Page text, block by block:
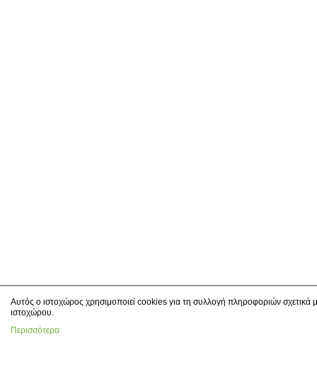
Αυτός ο ιστοχώρος χρησιμοποιεί cookies για τη συλλογή πληροφοριών
ιστοχώρου.
Περισσότερα